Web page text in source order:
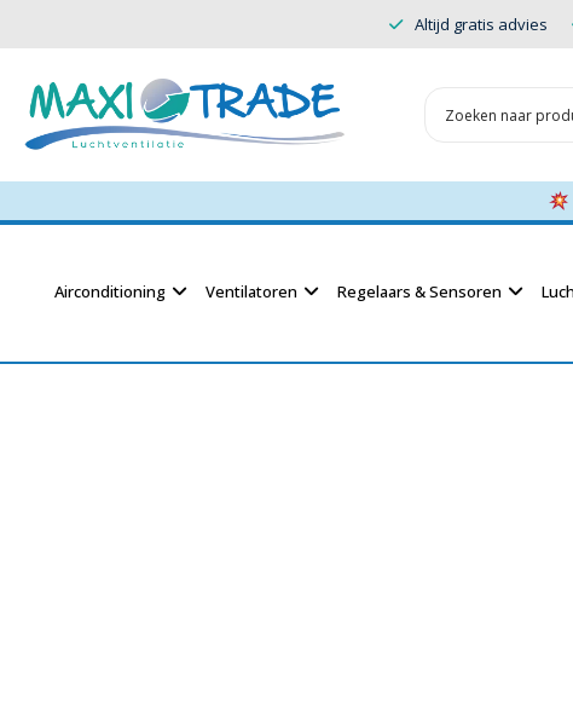
Altijd gratis advies
Airconditioning Ventilatoren Regelaars & Sensoren